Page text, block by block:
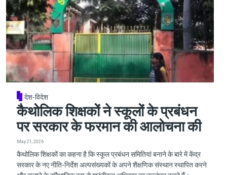
देश-विदेश
कैथोलिक शिक्षकों ने स्कूलों के प्रबंधन
पर सरकार के फरमान की आलोचना की
May 21, 2026
कैथोलिक शिक्षकों का कहना है कि स्कूल प्रबंधन समितियां बनाने के बारे में केंद्र
सरकार के नए नीति-निर्देश अल्पसंख्यकों के अपने शैक्षणिक संस्थान स्थापित करने